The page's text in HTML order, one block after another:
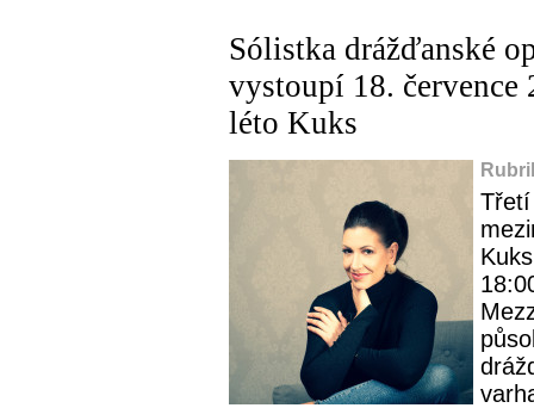
Sólistka drážďanské
vystoupí 18.
léto Kuks